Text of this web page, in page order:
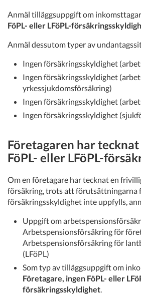
Anmäl tilläggsuppgift om
FöPL- eller LFöPL-
Anmäl dessutom typer av
Ingen försäkringsskyldighet
Ingen försäkringsskyldighet
yrkessjukdomsförsäkring)
Ingen försäkringsskyldighet
Ingen försäkringsskyldighet
Företagaren har
FöPL- eller LFöPL-
Om en företagare har tecknat en
försäkring, trots att förutsättningarna
försäkringsskyldighet inte uppfylls,
Uppgift om
Arbetspensionsförsäkring för
Arbetspensionsförsäkring för
(LFöPL)
Som typ av tilläggsuppgift om
Företagare, ingen FöPL- eller
försäkringsskyldighet